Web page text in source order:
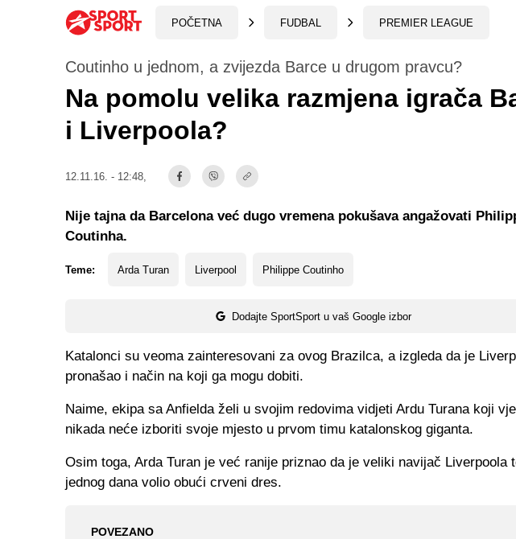
POČETNA FUDBAL PREMIER LEAGUE
Coutinho u jednom, a zvijezda Barce u drugom pravcu?
Na pomolu velika razmjena igrača
i Liverpoola?
12.11.16. - 12:48,
Teme: Arda Turan Liverpool Philippe Coutinho
Dodajte SportSport u vaš Google izbor
Nije tajna da Barcelona već dugo vremena pokušava angažovati
Coutinha.
Katalonci su veoma zainteresovani za ovog Brazilca, a izgleda da je
pronašao i način na koji ga mogu dobiti.
Naime, ekipa sa Anfielda želi u svojim redovima vidjeti Ardu Turana koji
nikada neće izboriti svoje mjesto u prvom timu katalonskog giganta.
Osim toga, Arda Turan je već ranije priznao da je veliki navijač Liverpoola
jednog dana volio obući crveni dres.
POVEZANO